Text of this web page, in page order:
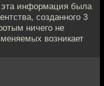
эта информация была
созданного 3
ничего не
возникает